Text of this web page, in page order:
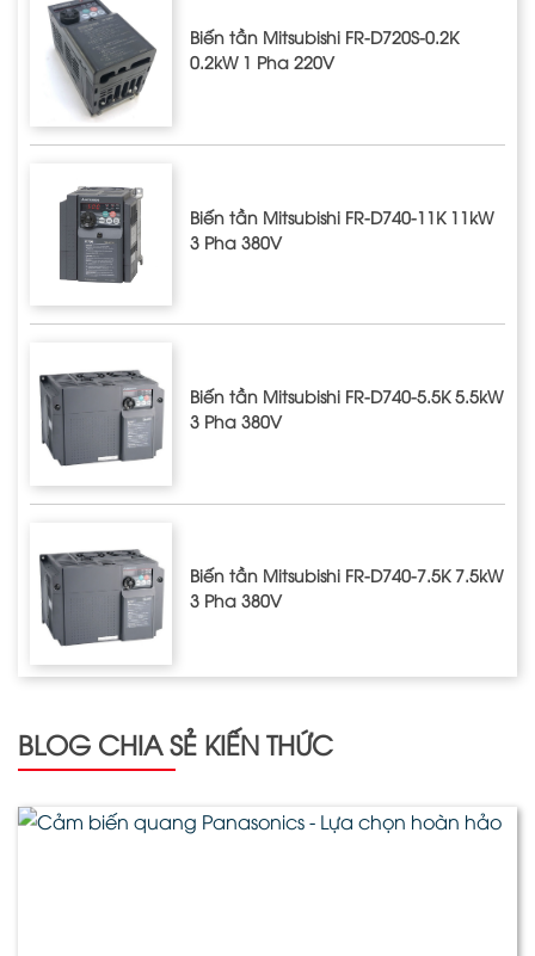
Biến tần Mitsubishi FR-D720S-0.2K
0.2kW 1 Pha 220V
Biến tần Mitsubishi FR-D740-11K 11kW
3 Pha 380V
Biến tần Mitsubishi FR-D740-5.5K 5.5kW
3 Pha 380V
Biến tần Mitsubishi FR-D740-7.5K 7.5kW
3 Pha 380V
BLOG CHIA SẺ KIẾN THỨC